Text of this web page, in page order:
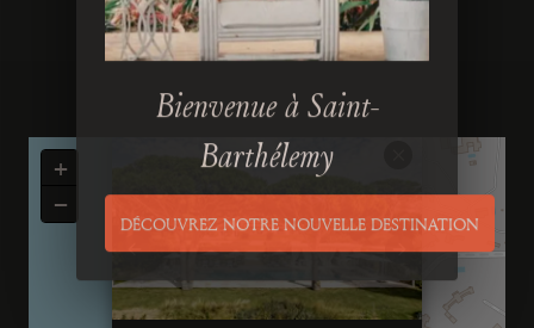
Previous Next
+
−
Bienvenue à Saint-
Barthélemy